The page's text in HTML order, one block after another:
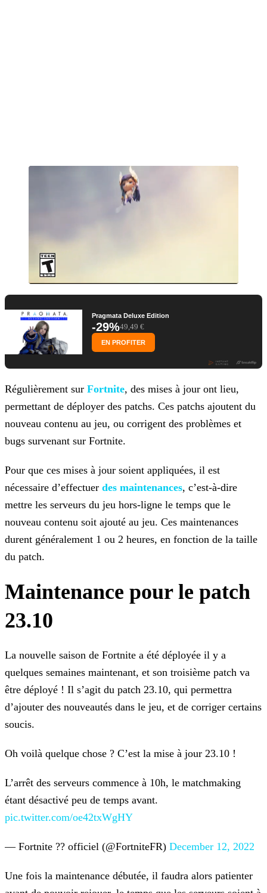
Pragmata Deluxe Edition
-29%49,49 €
EN PROFITER
Régulièrement sur Fortnite, des mises à jour ont lieu,
permettant de déployer des patchs. Ces patchs ajoutent du
nouveau contenu au jeu, ou corrigent des problèmes et
bugs survenant sur Fortnite.
Pour que ces mises à jour soient appliquées, il est
nécessaire d’effectuer des maintenances, c’est-à-dire
mettre les serveurs du jeu hors-ligne le temps que le
nouveau contenu soit ajouté au jeu. Ces maintenances
durent généralement 1 ou 2 heures, en fonction de la taille
du patch.
Maintenance pour le patch
23.10
La nouvelle saison de Fortnite a été déployée il y a
quelques semaines maintenant, et son troisième patch va
être déployé ! Il s’agit du patch 23.10, qui permettra
d’ajouter des nouveautés dans le jeu, et de corriger certains
soucis.
Oh voilà quelque chose ? C’est la mise à jour 23.10 !
L’arrêt des serveurs commence à 10h, le matchmaking
étant désactivé peu de temps avant.
pic.twitter.com/oe42txWgHY
— Fortnite ?? officiel (@FortniteFR) December 12, 2022
Une fois la maintenance débutée, il faudra alors patienter